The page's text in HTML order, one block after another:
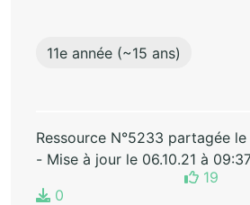
11e année (~15 ans)
Ressource N°5233 partagée
- Mise à jour le 06.10.21 à
19
0